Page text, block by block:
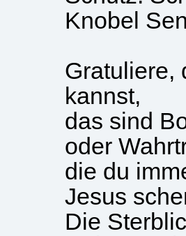
Knobel
Gratuliere,
kannst,
das sind
oder
die du
Jesus
Die